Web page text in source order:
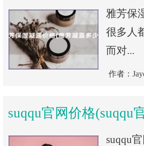
雅芳保
很多人
而对...
作者：
suqqu官网价格(suqqu
suqqu